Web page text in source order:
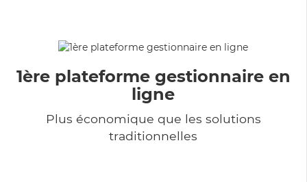
1ère plateforme gestionnaire en
ligne
Plus économique que les solutions
traditionnelles